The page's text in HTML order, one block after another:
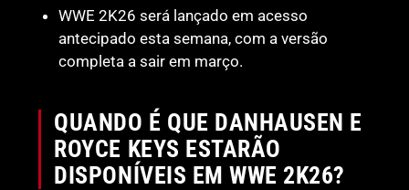
WWE 2K26 será lançado em acesso
antecipado esta semana, com a versão
completa a sair em março.
QUANDO É QUE DANHAUSEN E
ROYCE KEYS ESTARÃO
DISPONÍVEIS EM WWE 2K26?